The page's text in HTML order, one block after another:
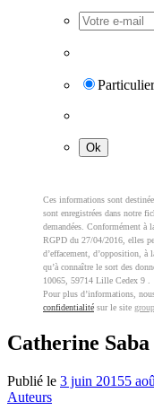
Particulier
Ces informations sont
sont enregistrées dans notre
demandées. Conformément
RGPD du 27/04/2016, elles
d’effacement, d’opposition,
qu’à connaître le sort des
10065, 59714 Lille Cedex 9 .
Pour plus d’informations,
confidentialité sur le site
Catherine Saba
Publié le 3 juin 20155
Auteurs